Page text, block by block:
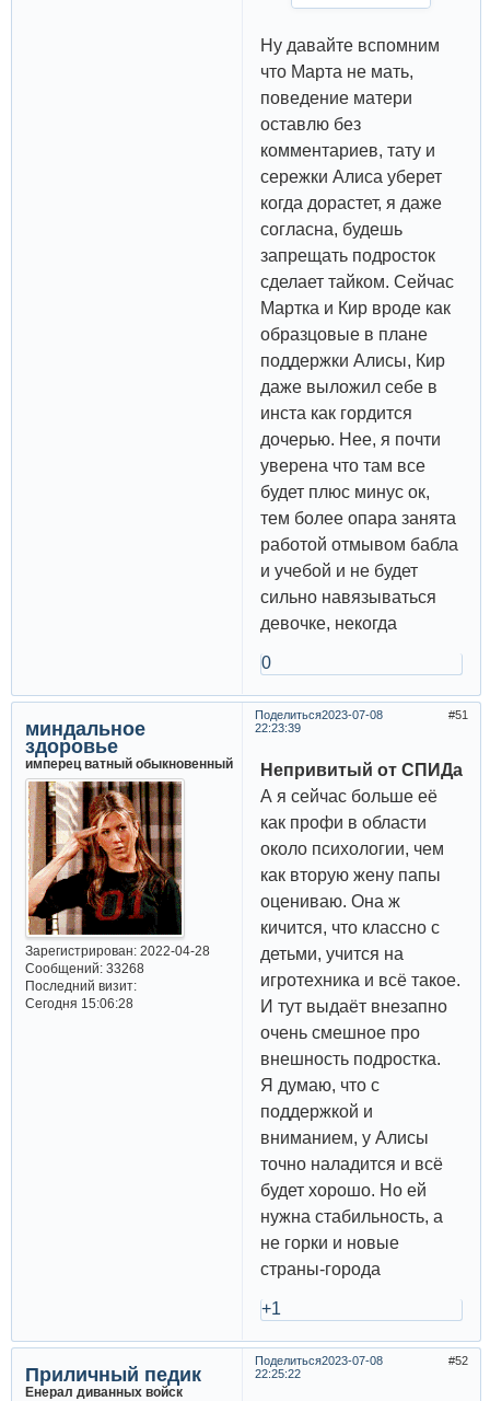
Ну давайте вспомним
что Марта не мать,
поведение матери
оставлю без
комментариев, тату и
сережки Алиса уберет
когда дорастет, я даже
согласна, будешь
запрещать подросток
сделает тайком. Сейчас
Мартка и Кир вроде как
образцовые в плане
поддержки Алисы, Кир
даже выложил себе в
инста как гордится
дочерью. Нее, я почти
уверена что там все
будет плюс минус ок,
тем более опара занята
работой отмывом бабла
и учебой и не будет
сильно навязываться
девочке, некогда
0
Поделиться 51
2023-07-08
22:23:39
миндальное
здоровье
имперец ватный обыкновенный
Зарегистрирован: 2022-04-28
Сообщений:33268
Последний визит:
Сегодня 15:06:28
Непривитый от СПИДа
А я сейчас больше её
как профи в области
около психологии, чем
как вторую жену папы
оцениваю. Она ж
кичится, что классно с
детьми, учится на
игротехника и всё такое.
И тут выдаёт внезапно
очень смешное про
внешность подростка.
Я думаю, что с
поддержкой и
вниманием, у Алисы
точно наладится и всё
будет хорошо. Но ей
нужна стабильность, а
не горки и новые
страны-города
+1
Поделиться 52
2023-07-08
22:25:22
Приличный педик
Енерал диванных войск